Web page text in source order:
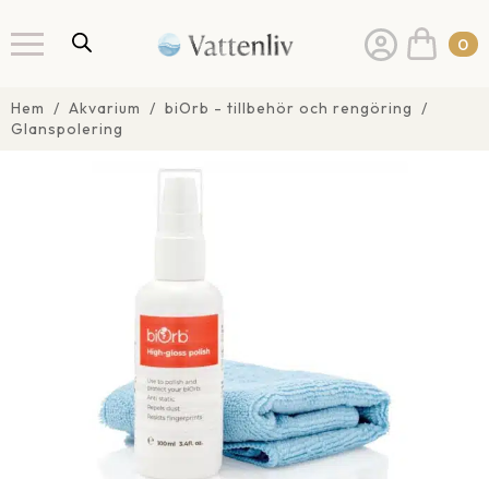
0
Hem Akvarium
biOrb - tillbehör och rengöring
Glanspolering